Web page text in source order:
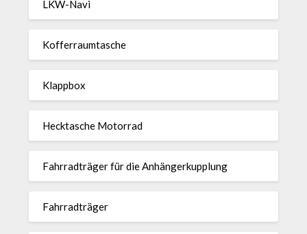
LKW-Navi
Kof­fer­raum­ta­sche
Klappbox
Heck­ta­sche Motorrad
Fahr­rad­träger für die Anhän­ger­kup­p­lung
Fahr­rad­träger